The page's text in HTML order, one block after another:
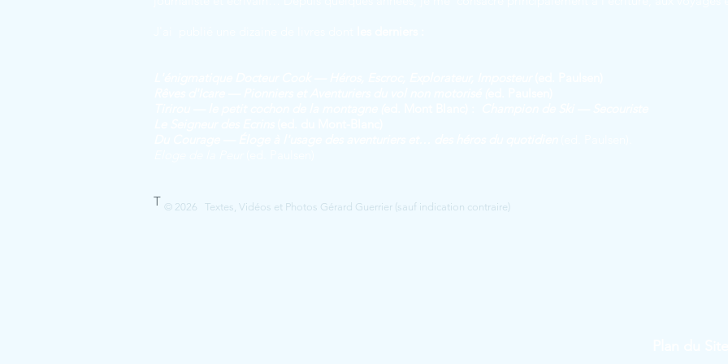
© 2026 Textes, Vidéos et Photos Gérard Guerrier (sauf indication contraire)
T